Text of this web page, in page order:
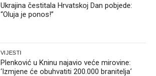
Ukrajina čestitala Hrvatskoj Dan pobjede:
“Oluja je ponos!”
VIJESTI
Plenković u Kninu najavio veće mirovine:
‘Izmjene će obuhvatiti 200.000 branitelja‘